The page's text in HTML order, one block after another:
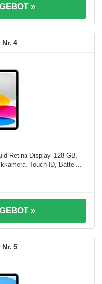
»
4
Retina Display, 128 GB,
Touch ID, Batte ...
»
5